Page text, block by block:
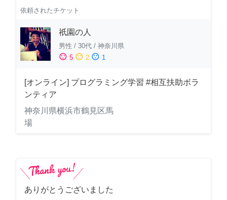
依頼されたチケット
祇園の人
男性 / 30代 / 神奈川県
sentiment_satisfied 5 sentiment_neutral 2 sentiment_dissatisfied 1
[オンライン] プログラミング学習 #相互扶助ボラ
ンティア
神奈川県横浜市鶴見区馬
場
ありがとうございました